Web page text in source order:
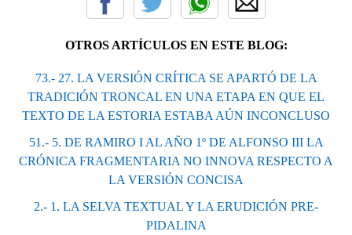
OTROS ARTÍCULOS EN ESTE BLOG:
73.- 27. LA VERSIÓN CRÍTICA SE APARTÓ DE LA
TRADICIÓN TRONCAL EN UNA ETAPA EN QUE EL
TEXTO DE LA ESTORIA ESTABA AÚN INCONCLUSO
51.- 5. DE RAMIRO I AL AÑO 1º DE ALFONSO III LA
CRÓNICA FRAGMENTARIA NO INNOVA RESPECTO A
LA VERSIÓN CONCISA
2.- 1. LA SELVA TEXTUAL Y LA ERUDICIÓN PRE-
PIDALINA